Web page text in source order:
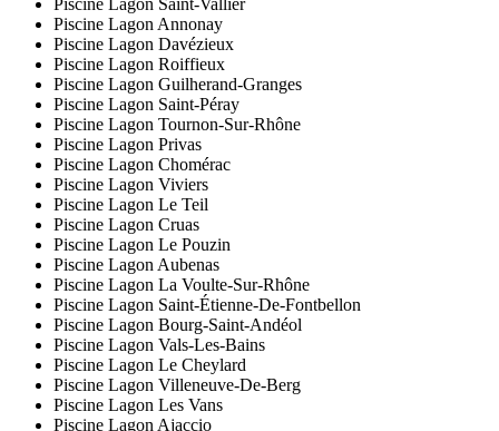
Piscine Lagon Annonay
Piscine Lagon Davézieux
Piscine Lagon Roiffieux
Piscine Lagon Guilherand-Granges
Piscine Lagon Saint-Péray
Piscine Lagon Tournon-Sur-Rhône
Piscine Lagon Privas
Piscine Lagon Chomérac
Piscine Lagon Viviers
Piscine Lagon Le Teil
Piscine Lagon Cruas
Piscine Lagon Le Pouzin
Piscine Lagon Aubenas
Piscine Lagon La Voulte-Sur-Rhône
Piscine Lagon Saint-Étienne-De-Fontbellon
Piscine Lagon Bourg-Saint-Andéol
Piscine Lagon Vals-Les-Bains
Piscine Lagon Le Cheylard
Piscine Lagon Villeneuve-De-Berg
Piscine Lagon Les Vans
Piscine Lagon Ajaccio